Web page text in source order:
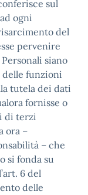
sul
ogni
del
pervenire
siano
funzioni
tutela dei dati
fornisse o
di terzi
ora –
– che
si fonda su
6 del
delle